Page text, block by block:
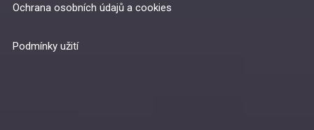
Ochrana osobních údajů a cookies
Podmínky užití